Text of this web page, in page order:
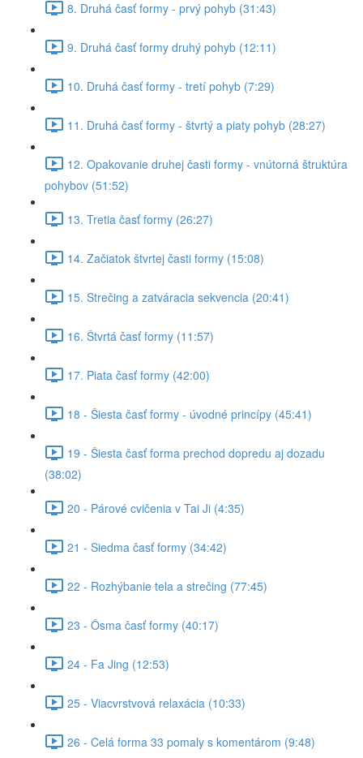
8. Druhá časť formy - prvý pohyb (31:43)
9. Druhá časť formy druhý pohyb (12:11)
10. Druhá časť formy - tretí pohyb (7:29)
11. Druhá časť formy - štvrtý a piaty pohyb (28:27)
12. Opakovanie druhej časti formy - vnútorná štruktúra
pohybov (51:52)
13. Tretia časť formy (26:27)
14. Začiatok štvrtej časti formy (15:08)
15. Strečing a zatváracia sekvencia (20:41)
16. Štvrtá časť formy (11:57)
17. Piata časť formy (42:00)
18 - Šiesta časť formy - úvodné princípy (45:41)
19 - Šiesta časť forma prechod dopredu aj dozadu
(38:02)
20 - Párové cvičenia v Tai Ji (4:35)
21 - Siedma časť formy (34:42)
22 - Rozhýbanie tela a strečing (77:45)
23 - Ôsma časť formy (40:17)
24 - Fa Jing (12:53)
25 - Viacvrstvová relaxácia (10:33)
26 - Celá forma 33 pomaly s komentárom (9:48)